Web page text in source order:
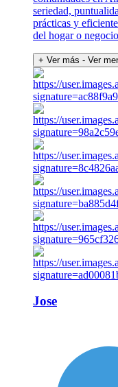
seriedad,
prácticas y
del hogar o
+ Ver más - Ver
Jose